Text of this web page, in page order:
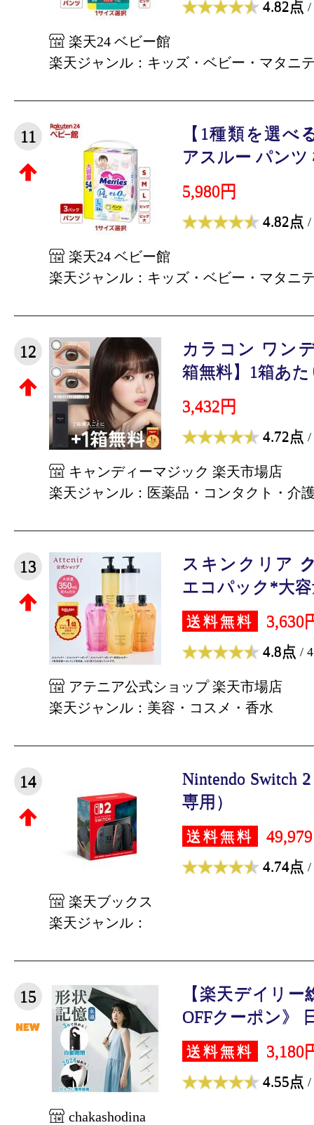
4.82点 /
楽天24 ベビー館
楽天ジャンル：キッズ・ベビー・マタニ
11
【1種類を選べ
アスルー パンツ
5,980円
4.82点 /
楽天24 ベビー館
楽天ジャンル：キッズ・ベビー・マタニ
12
カラコン ワン
箱無料】1箱あた
3,432円
4.72点 /
キャンディーマジック 楽天市場店
楽天ジャンル：医薬品・コンタクト・介
13
スキンクリア
エコパック*大容
送料無料 3,630
4.8点 /
アテニア公式ショップ 楽天市場店
楽天ジャンル：美容・コスメ・香水
14
Nintendo Switch
専用）
送料無料
4.74点 /
楽天ブックス
楽天ジャンル：
15
【楽天デイリー
OFFクーポン》
送料無料 3,180
4.55点 /
chakashodina